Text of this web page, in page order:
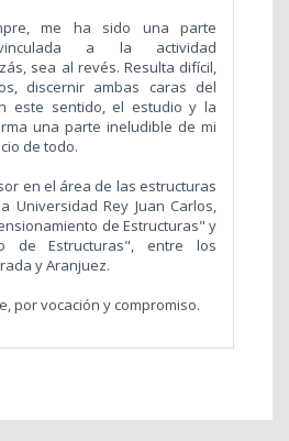
me ha sido una parte
vinculada a la actividad
sea al revés. Resulta difícil,
discernir ambas caras del
este sentido, el estudio y la
una parte ineludible de mi
de todo.
en el área de las estructuras
Universidad Rey Juan Carlos,
de Estructuras" y
de Estructuras", entre los
y Aranjuez.
por vocación y compromiso.